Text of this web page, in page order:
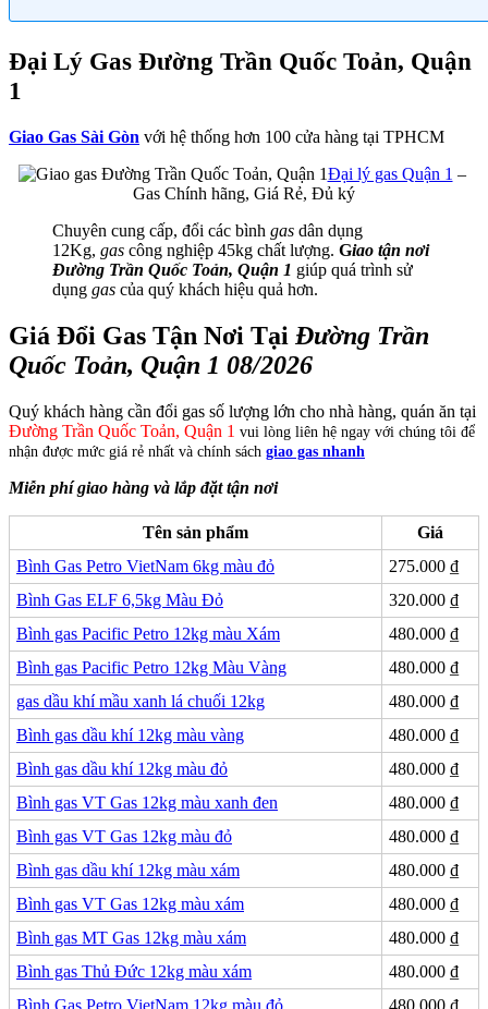
Đại Lý Gas Đường Trần Quốc Toản, Quận
1
Giao Gas Sài Gòn với hệ thống hơn 100 cửa hàng tại TPHCM
Đại lý gas Quận 1 –
Gas Chính hãng, Giá Rẻ, Đủ ký
Chuyên cung cấp, đổi các bình gas dân dụng
12Kg, gas công nghiệp 45kg chất lượng. Giao tận nơi
Đường Trần Quốc Toản, Quận 1 giúp quá trình sử
dụng gas của quý khách hiệu quả hơn.
Giá Đổi Gas Tận Nơi Tại Đường Trần
Quốc Toản, Quận 1 08/2026
Quý khách hàng cần đổi gas số lượng lớn cho nhà hàng, quán ăn tại
Đường Trần Quốc Toản, Quận 1 vui lòng liên hệ ngay với chúng tôi để
nhận được mức giá rẻ nhất và chính sách giao gas nhanh
Miễn phí giao hàng và lắp đặt tận nơi
Tên sản phẩm
Giá
Bình Gas Petro VietNam 6kg màu đỏ
275.000 ₫
Bình Gas ELF 6,5kg Màu Đỏ
320.000 ₫
Bình gas Pacific Petro 12kg màu Xám
480.000 ₫
Bình gas Pacific Petro 12kg Màu Vàng
480.000 ₫
gas dầu khí mầu xanh lá chuối 12kg
480.000 ₫
Bình gas dầu khí 12kg màu vàng
480.000 ₫
Bình gas dầu khí 12kg màu đỏ
480.000 ₫
Bình gas VT Gas 12kg màu xanh đen
480.000 ₫
Bình gas VT Gas 12kg màu đỏ
480.000 ₫
Bình gas dầu khí 12kg màu xám
480.000 ₫
Bình gas VT Gas 12kg màu xám
480.000 ₫
Bình gas MT Gas 12kg màu xám
480.000 ₫
Bình gas Thủ Đức 12kg màu xám
480.000 ₫